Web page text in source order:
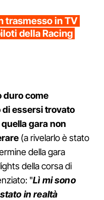
trasmesso in TV
della Racing
duro come
essersi trovato
gara non
(a rivelarlo è stato
della gara
della corsa di
"Lì mi sono
in realtà